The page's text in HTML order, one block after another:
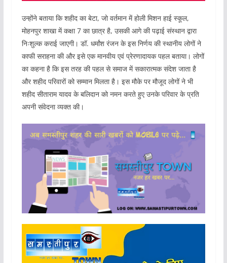
उन्होंने बताया कि शहीद का बेटा, जो वर्तमान में होली मिशन हाई स्कूल,
मोहनपुर शाखा में कक्षा 7 का छात्र है, उसकी आगे की पढ़ाई संस्थान द्वारा
निःशुल्क कराई जाएगी। डॉ. धर्मांश रंजन के इस निर्णय की स्थानीय लोगों ने
काफी सराहना की और इसे एक मानवीय एवं प्रेरणादायक पहल बताया। लोगों
का कहना है कि इस तरह की पहल से समाज में सकारात्मक संदेश जाता है
और शहीद परिवारों को सम्मान मिलता है। इस मौके पर मौजूद लोगों ने भी
शहीद सीताराम यादव के बलिदान को नमन करते हुए उनके परिवार के प्रति
अपनी संवेदना व्यक्त की।